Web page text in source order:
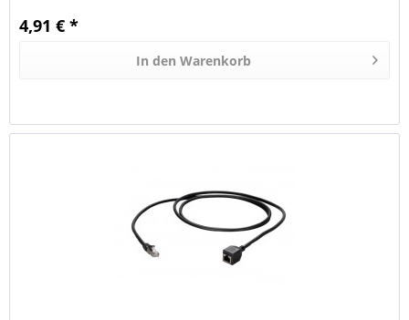
4,91 € *
In den Warenkorb